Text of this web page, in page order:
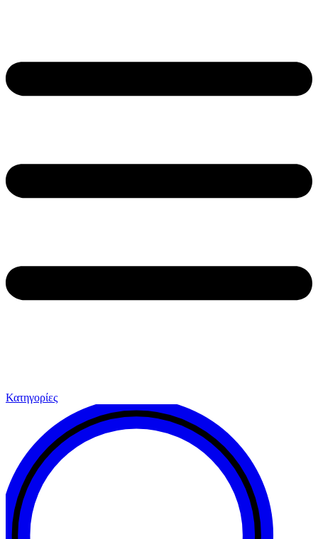
Κατηγορίες